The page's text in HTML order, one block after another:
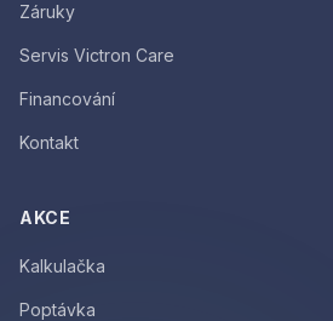
Záruky
Servis Victron Care
Financování
Kontakt
AKCE
Kalkulačka
Poptávka